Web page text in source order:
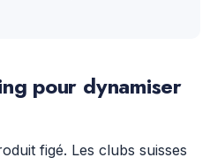
pour dynamiser
figé. Les clubs suisses